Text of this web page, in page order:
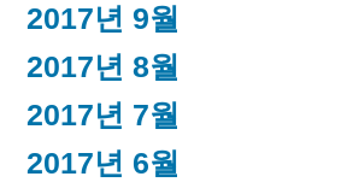
2017년 9월
2017년 8월
2017년 7월
2017년 6월